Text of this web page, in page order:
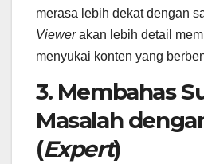
merasa lebih dekat dengan
Viewerakan lebih detail
menyukai konten yang
3. Membahas
Masalah
(Expert)